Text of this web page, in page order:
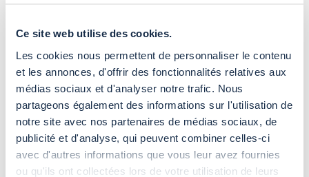
Ce site web utilise des cookies.
Les cookies nous permettent de personnaliser le contenu
et les annonces, d'offrir des fonctionnalités relatives aux
médias sociaux et d'analyser notre trafic. Nous
partageons également des informations sur l'utilisation de
notre site avec nos partenaires de médias sociaux, de
publicité et d'analyse, qui peuvent combiner celles-ci
avec d'autres informations que vous leur avez fournies
ou qu'ils ont collectées lors de votre utilisation de leurs
dégraissage
Dans les processus industriels
Revêtements & Adhésifs